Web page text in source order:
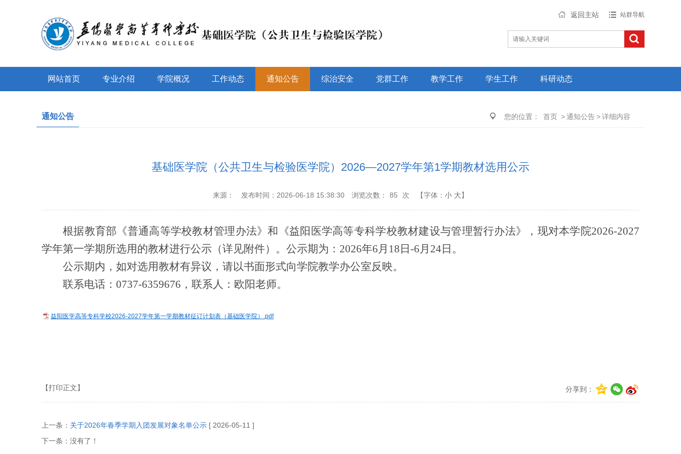
返回主站 站群导航
网站首页 专业介绍 学院概况 工作动态 通知公告 综治安全 党群工作 教学工作 学生工作 科研动态
您的位置： 首页 >通知公告>详细内容
通知公告
基础医学院（公共卫生与检验医学院）2026—2027学年第1学期教材选用公示
来源： 发布时间：2026-06-18 15:38:30 浏览次数： 85 次 【字体： 小 大】
根据教育部《普通高等学校教材管理办法》和 《益阳医学高等专科学校教材建设与管理暂行办法》， 现对本学院2026-2027
学年第一学期所选用的教材进行公示（详见附件）。公示期为：2026年6月18日-6月24日。
公示期内，如对选用教材有异议，请以书面形式向学院教学办公室反映。
联系电话： 0737-6359676，联系人：欧阳老师。
益阳医学高等专科学校2026-2027学年第一学期教材征订计划表（基础医学院）.pdf
分享到：
【打印正文】
上一条： 关于2026年春季学期入团发展对象名单公示 [ 2026-05-11 ]
下一条：没有了！